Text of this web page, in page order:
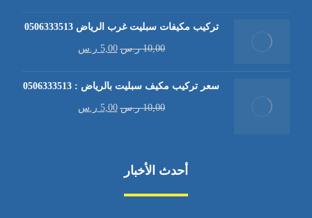
تركيب مكيفات سبليت غرب الرياض 0506333513
10,00 ر.س 5,00 ر.س
سعر تركيب مكيف سبليت بالرياض : 0506333513
10,00 ر.س 5,00 ر.س
أحدث الأخبار